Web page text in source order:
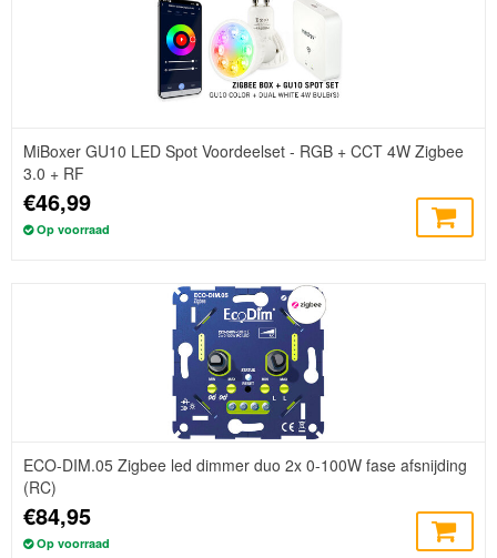
MiBoxer GU10 LED Spot Voordeelset - RGB + CCT 4W Zigbee
3.0 + RF
€46,99
Op voorraad
ECO-DIM.05 Zigbee led dimmer duo 2x 0-100W fase afsnijding
(RC)
€84,95
Op voorraad